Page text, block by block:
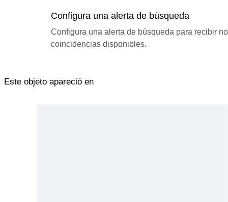
Configura una alerta de búsqueda
Configura una alerta de búsqueda para recibir
coincidencias disponibles.
Este objeto apareció en